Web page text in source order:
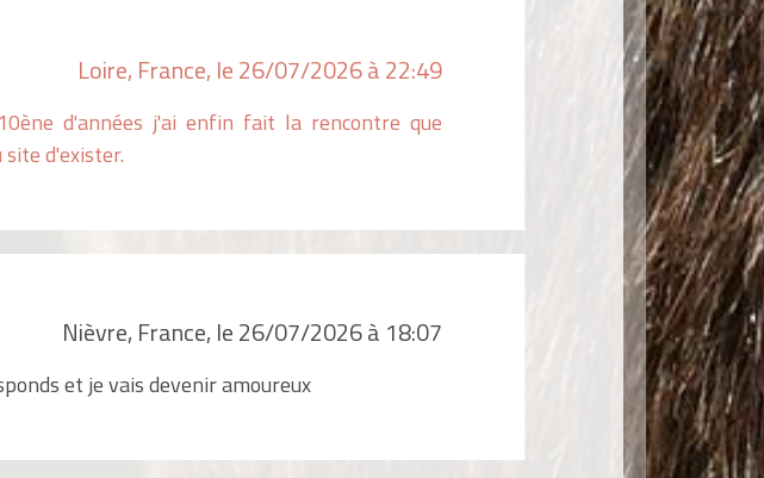
Loire, France, le 26/07/2026 à 22:49
d'années j'ai enfin fait la rencontre que
d'exister.
Nièvre, France, le 26/07/2026 à 18:07
et je vais devenir amoureux